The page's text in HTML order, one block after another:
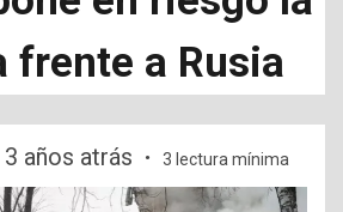
frente a Rusia
3 años atrás 3 lectura mínima